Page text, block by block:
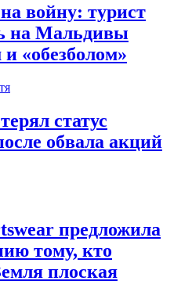
войну: турист
на Мальдивы
«обезболом»
статус
обвала акций
предложила
тому, кто
плоская